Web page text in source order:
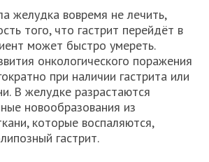
желудка вовремя не лечить,
того, что гастрит перейдёт в
может быстро умереть.
онкологического поражения
при наличии гастрита или
В желудке разрастаются
новообразования из
которые воспаляются,
гастрит.